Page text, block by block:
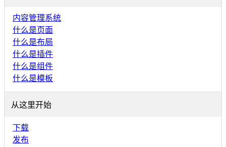
内容管理系统
什么是页面
什么是布局
什么是插件
什么是组件
什么是模板
从这里开始
下载
发布